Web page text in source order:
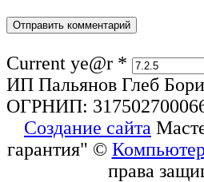
Current ye@r *
ИП Пальянов Глеб
ОГРНИП:
Создание сайта
гарантия" ©
права